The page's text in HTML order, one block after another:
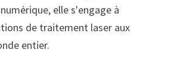
elle s'engage à
de traitement laser aux
entier.